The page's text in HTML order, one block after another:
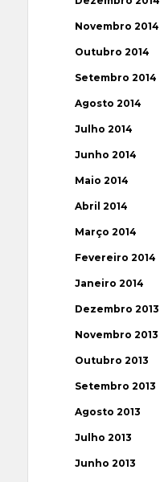
Novembro 2014
Outubro 2014
Setembro 2014
Agosto 2014
Julho 2014
Junho 2014
Maio 2014
Abril 2014
Março 2014
Fevereiro 2014
Janeiro 2014
Dezembro 2013
Novembro 2013
Outubro 2013
Setembro 2013
Agosto 2013
Julho 2013
Junho 2013